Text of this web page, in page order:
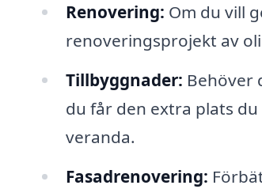
Renovering: Om du vill
renoveringsprojekt av
Tillbyggnader: Behöver
du får den extra plats
veranda.
Fasadrenovering: